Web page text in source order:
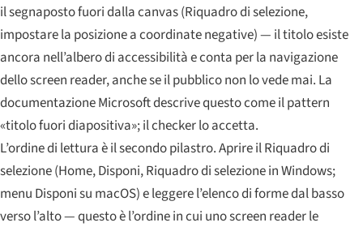
il segnaposto fuori dalla canvas (Riquadro di selezione,
impostare la posizione a coordinate negative) — il titolo esiste
ancora nell’albero di accessibilità e conta per la navigazione
dello screen reader, anche se il pubblico non lo vede mai. La
documentazione Microsoft descrive questo come il pattern
«titolo fuori diapositiva»; il checker lo accetta.
L’ordine di lettura è il secondo pilastro. Aprire il Riquadro di
selezione (Home, Disponi, Riquadro di selezione in Windows;
menu Disponi su macOS) e leggere l’elenco di forme dal basso
verso l’alto — questo è l’ordine in cui uno screen reader le